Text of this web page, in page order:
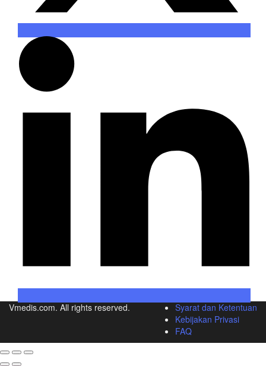
Vmedis.com. All rights reserved.
Syarat dan Ketentuan
Kebijakan Privasi
FAQ